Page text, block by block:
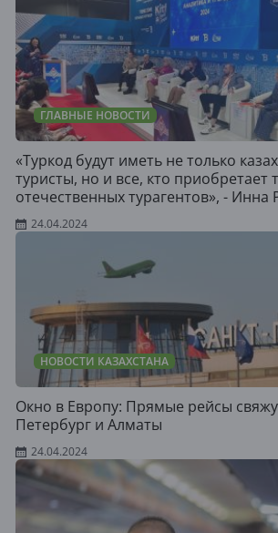
ГЛАВНЫЕ НОВОСТИ
«Туркод будут иметь не только
туристы, но и все, кто приобретает
отечественных турагентов», - Инна
24.04.2024
НОВОСТИ КАЗАХСТАНА
Окно в Европу: Прямые рейсы
Петербург и Алматы
24.04.2024